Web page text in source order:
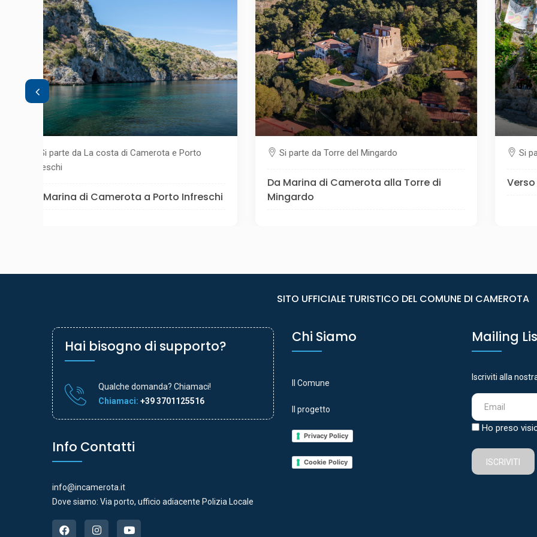
Si parte da Torre del Mingardo
Mingardo
Si parte da Santuario Santissima Annunziata
Verso il Monte Serra
SITO UFFICIALE TURISTICO DEL COMUNE DI CAMEROTA
Hai bisogno di supporto?
Qualche domanda? Chiamaci!
Chiamaci: +39 3701125516
Info Contatti
info@incamerota.it
Dove siamo: Via porto, ufficio adiacente Polizia Locale
Chi Siamo
Il Comune
Il progetto
Privacy Policy
Cookie Policy
Mailing
Iscriviti alla
Ho preso
ISCRIVITI